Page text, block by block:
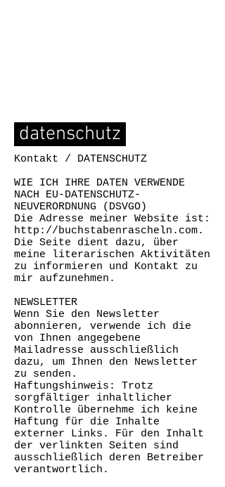
datenschutz
Kontakt / DATENSCHUTZ
WIE ICH IHRE DATEN VERWENDE
NACH EU-DATENSCHUTZ-
NEUVERORDNUNG (DSVGO)
Die Adresse meiner Website ist:
http://buchstabenrascheln.com.
Die Seite dient dazu, über
meine literarischen Aktivitäten
zu informieren und Kontakt zu
mir aufzunehmen.
NEWSLETTER
Wenn Sie den Newsletter
abonnieren, verwende ich die
von Ihnen angegebene
Mailadresse ausschließlich
dazu, um Ihnen den Newsletter
zu senden.
Haftungshinweis: Trotz
sorgfältiger inhaltlicher
Kontrolle übernehme ich keine
Haftung für die Inhalte
externer Links. Für den Inhalt
der verlinkten Seiten sind
ausschließlich deren Betreiber
verantwortlich.